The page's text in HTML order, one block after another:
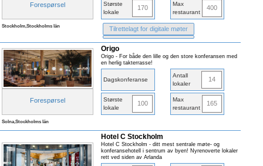
Forespørsel
Største
lokale
170
Max
restaurant
400
Stockholm,Stockholms län Tilrettelagt for digitale møter
Forespørsel
Origo
Origo - For både den lille og den store konferansen med
en herlig takterrasse!
Dagskonferanse
Antall
lokaler
14
Største
lokale
100
Max
restaurant
165
Solna,Stockholms län
Hotel C Stockholm
Hotel C Stockholm - ditt mest sentrale møte- og
konferansehotell i sentrum av byen! Nyrenoverte lokaler
rett ved siden av Arlanda